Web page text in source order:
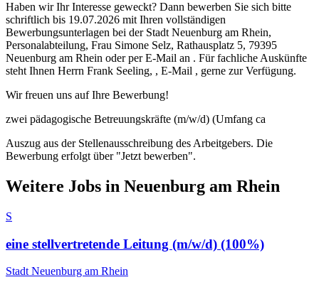
Haben wir Ihr Interesse geweckt? Dann bewerben Sie sich bitte
schriftlich bis 19.07.2026 mit Ihren vollständigen
Bewerbungsunterlagen bei der Stadt Neuenburg am Rhein,
Personalabteilung, Frau Simone Selz, Rathausplatz 5, 79395
Neuenburg am Rhein oder per E-Mail an . Für fachliche Auskünfte
steht Ihnen Herrn Frank Seeling, , E-Mail , gerne zur Verfügung.
Wir freuen uns auf Ihre Bewerbung!
zwei pädagogische Betreuungskräfte (m/w/d) (Umfang ca
Auszug aus der Stellenausschreibung des Arbeitgebers. Die
Bewerbung erfolgt über "Jetzt bewerben".
Weitere Jobs in Neuenburg am Rhein
S
eine stellvertretende Leitung (m/w/d) (100%)
Stadt Neuenburg am Rhein